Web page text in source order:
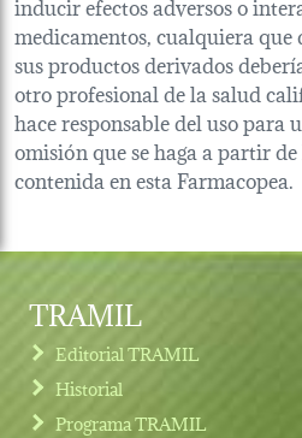
medicamentos, cualquiera que
sus productos derivados
otro profesional de la salud
hace responsable del uso para
omisión que se haga a partir
contenida en esta Farmacopea.
TRAMIL
Editorial TRAMIL
Historial
Programa TRAMIL